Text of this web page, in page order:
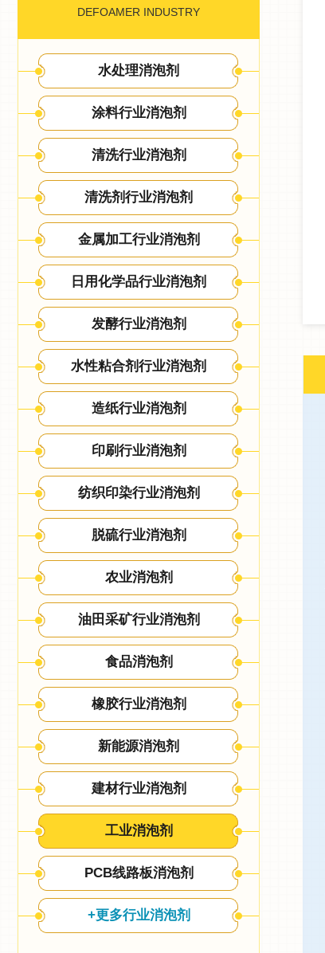
DEFOAMER INDUSTRY
水处理消泡剂
涂料行业消泡剂
清洗行业消泡剂
清洗剂行业消泡剂
金属加工行业消泡剂
日用化学品行业消泡剂
发酵行业消泡剂
水性粘合剂行业消泡剂
造纸行业消泡剂
印刷行业消泡剂
纺织印染行业消泡剂
脱硫行业消泡剂
农业消泡剂
油田采矿行业消泡剂
食品消泡剂
橡胶行业消泡剂
新能源消泡剂
建材行业消泡剂
工业消泡剂
PCB线路板消泡剂
+更多行业消泡剂